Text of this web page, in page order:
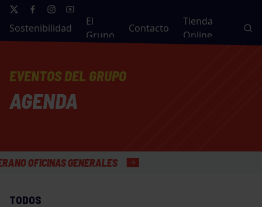
Sostenibilidad
El
Grupo
Contacto
Tienda
Online
EVENTOS DEL GRUPO
AGENDA
GENERALES
TODOS